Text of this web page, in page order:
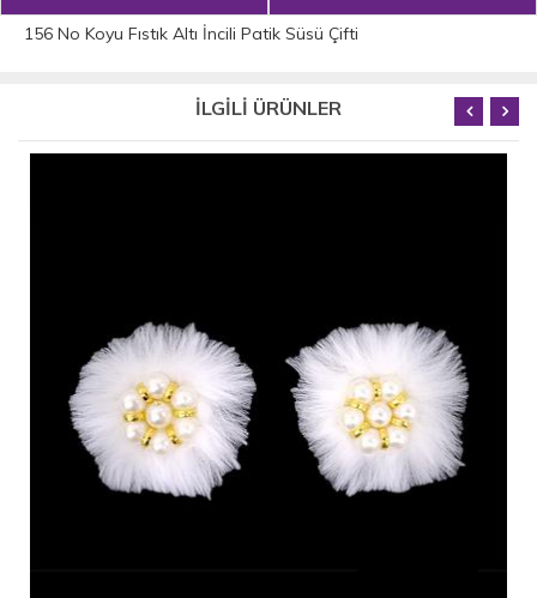
156 No Koyu Fıstık Altı İncili Patik Süsü Çifti
İLGİLİ ÜRÜNLER